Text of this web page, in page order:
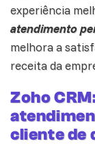
experiência
atendimento
melhora a
receita da
Zoho
cliente de